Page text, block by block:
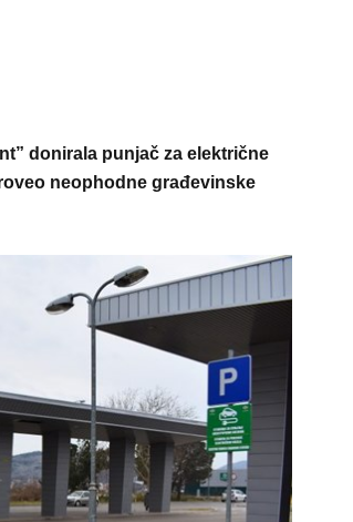
donirala punjač za električne
neophodne građevinske